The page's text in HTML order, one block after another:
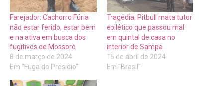
Farejador: Cachorro Fúria
não estar ferido, estar bem
e na ativa em busca dos
fugitivos de Mossoró
8 de março de 2024
Em "Fuga do Presidio"
Tragédia; Pitbull mata tutor
epilético que passou mal
em quintal de casa no
interior de Sampa
15 de abril de 2024
Em "Brasil"